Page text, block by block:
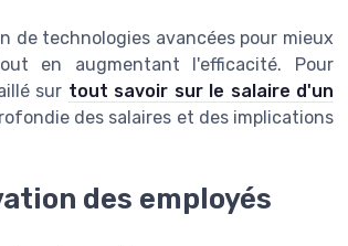
de technologies avancées pour mieux
en augmentant l'efficacité. Pour
sur tout savoir sur le salaire d'un
des salaires et des implications
des employés